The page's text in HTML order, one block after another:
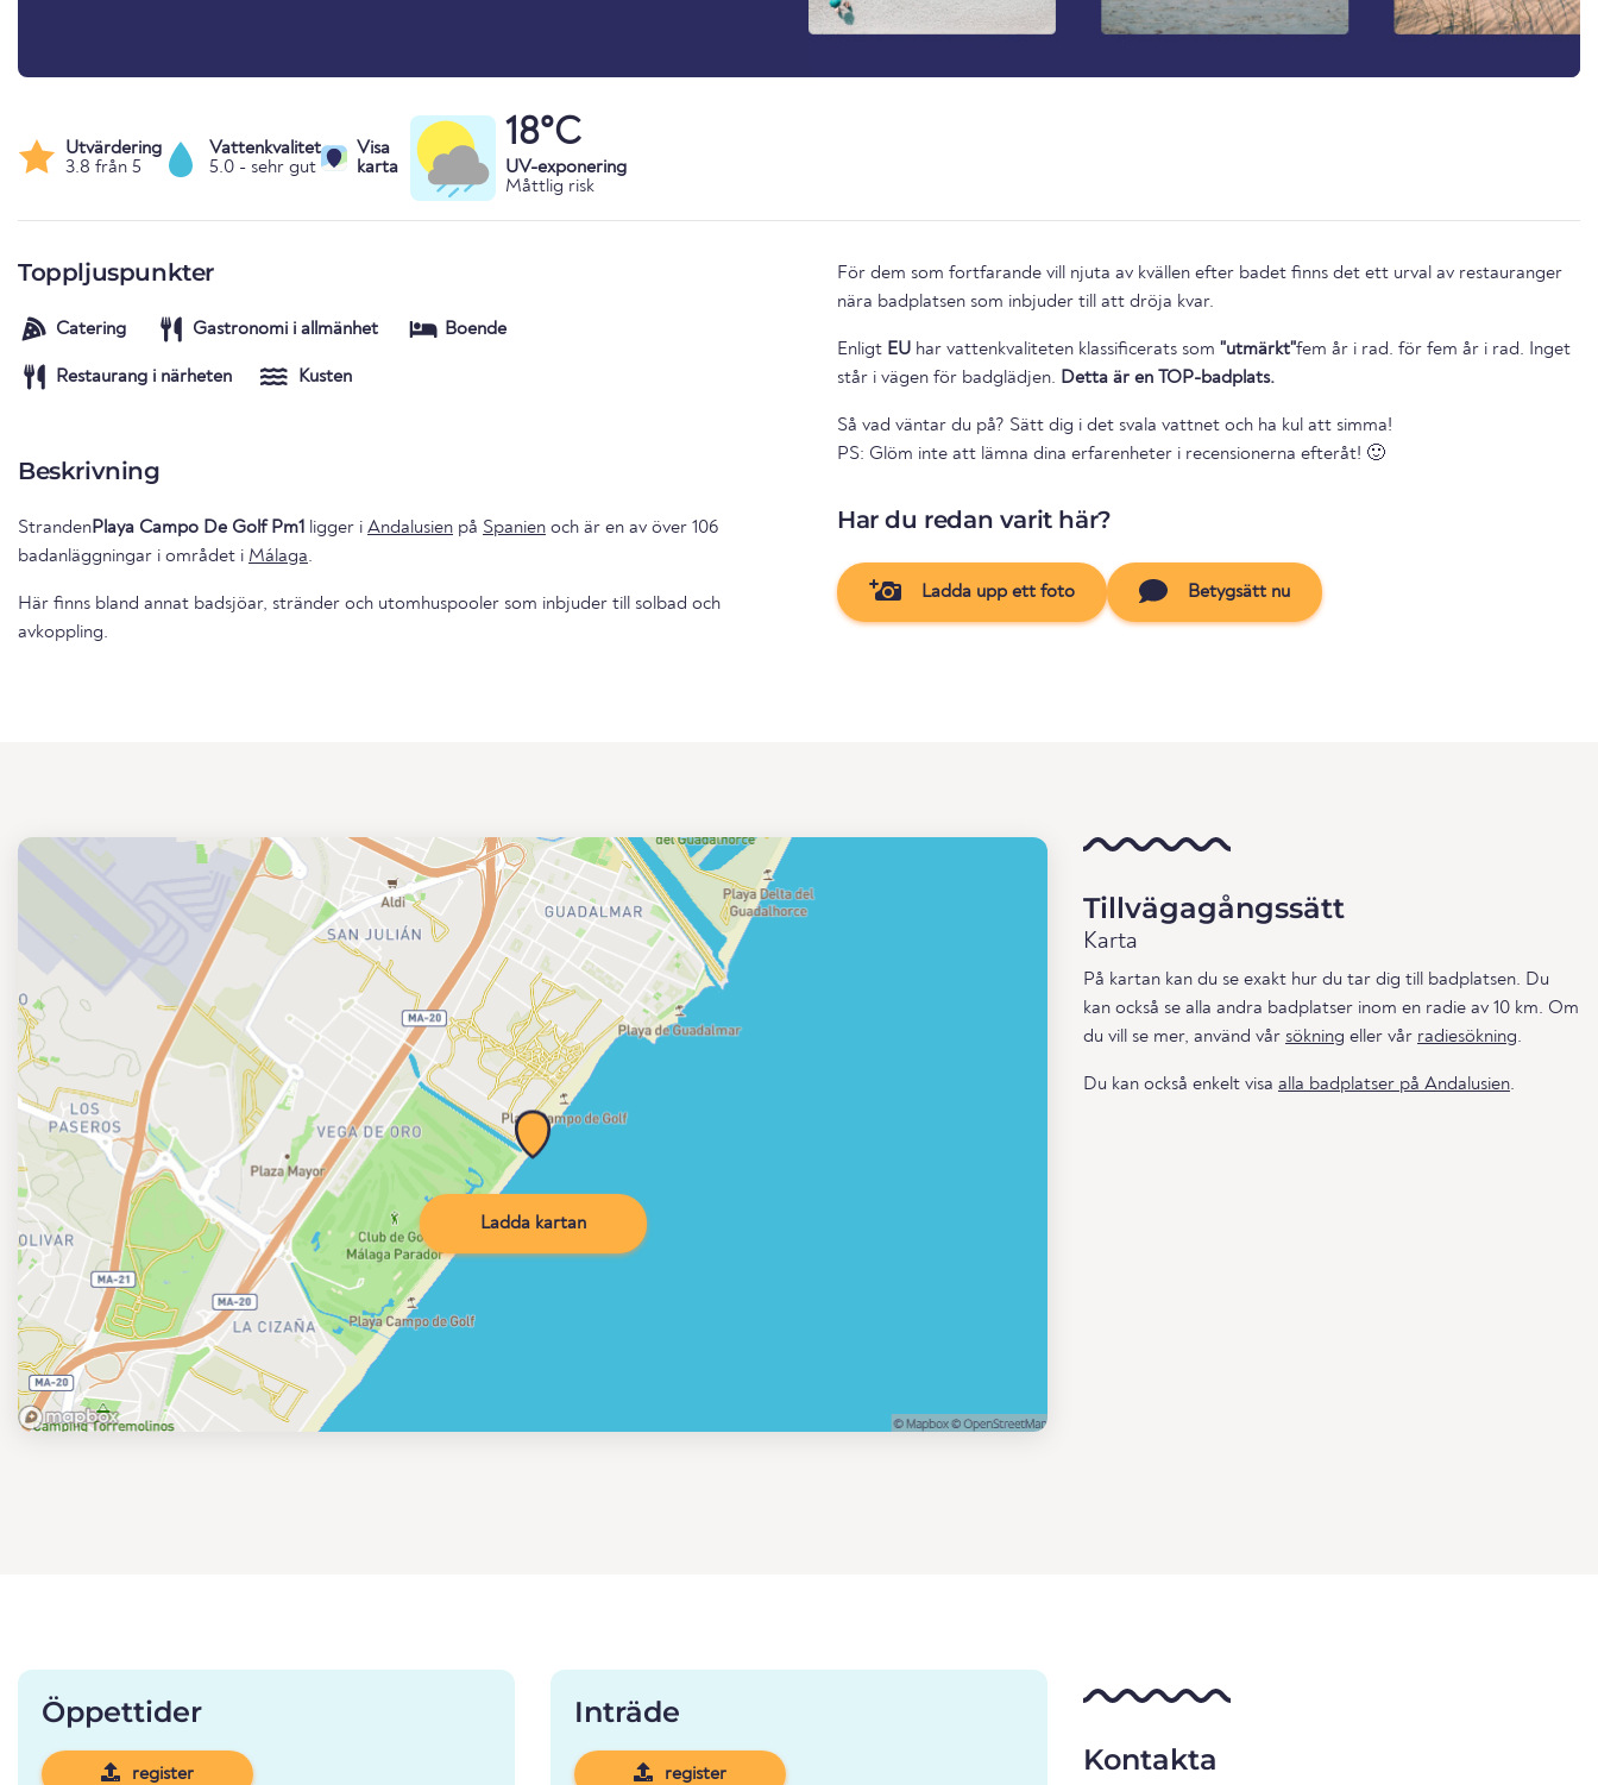
Utvärdering
3.8 från 5
Vattenkvalitet
5.0 - sehr gut
Visa
karta
18°C
UV-exponering
Måttlig risk
Toppljuspunkter
Catering Gastronomi i allmänhet Boende
Restaurang i närheten Kusten
Beskrivning
Stranden Playa Campo De Golf Pm1 ligger i Andalusien på Spanien och är en av över 106
badanläggningar i området i Málaga.
Här finns bland annat badsjöar, stränder och utomhuspooler som inbjuder till solbad och
avkoppling.
För dem som fortfarande vill njuta av kvällen efter badet finns det ett urval av restauranger
nära badplatsen som inbjuder till att dröja kvar.
Enligt EU har vattenkvaliteten klassificerats som "utmärkt"fem år i rad. för fem år i rad. Inget
står i vägen för badglädjen. Detta är en TOP-badplats.
Så vad väntar du på? Sätt dig i det svala vattnet och ha kul att simma!
PS: Glöm inte att lämna dina erfarenheter i recensionerna efteråt! 🙂
Har du redan varit här?
Ladda upp ett foto Betygsätt nu
Ladda kartan
Tillvägagångssätt
Karta
På kartan kan du se exakt hur du tar dig till badplatsen. Du
kan också se alla andra badplatser inom en radie av 10 km. Om
du vill se mer, använd vår sökning eller vår radiesökning.
Du kan också enkelt visa alla badplatser på Andalusien.
Öppettider
register
Inträde
register Kontakta